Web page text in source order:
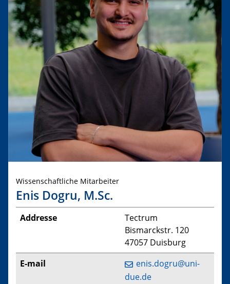
Wissenschaftliche Mitarbeiter
Enis Dogru, M.Sc.
Addresse
Tectrum
Bismarckstr. 120
47057 Duisburg
E-mail
enis.dogru@uni-
due.de